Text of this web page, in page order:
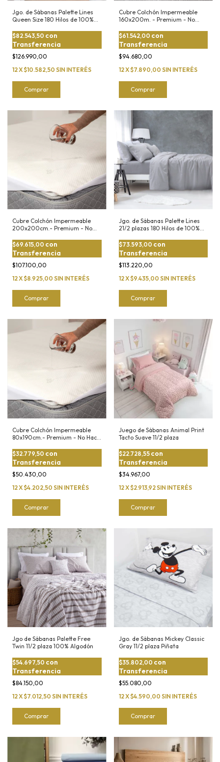
Jgo. de Sábanas Palette Lines
Queen Size 180 Hilos de 100%
$126.990,00
$82.543,50 con
Transferencia
12X$10.582,50 SIN INTERÉS
Comprar
Cubre Colchón Impermeable
160x200m. - Premium - No
$94.680,00
$61.542,00 con
Transferencia
12X$7.890,00 SIN INTERÉS
Comprar
Cubre Colchón Impermeable
200x200cm.- Premium - No
$107.100,00
$69.615,00 con
Transferencia
12X$8.925,00 SIN INTERÉS
Comprar
Jgo. de Sábanas Palette Lines
21/2 plazas 180 Hilos de 100%
$113.220,00
$73.593,00 con
Transferencia
12X$9.435,00 SIN INTERÉS
Comprar
Cubre Colchón Impermeable
80x190cm.- Premium - No Hace
$50.430,00
$32.779,50 con
Transferencia
12X$4.202,50 SIN INTERÉS
Comprar
Juego de Sábanas Animal Print
Tacto Suave 11/2 plaza
$34.967,00
$22.728,55 con
Transferencia
12X$2.913,92SIN INTERÉS
Comprar
Jgo de Sábanas Palette Free
Twin 11/2 plaza 100% Algodón
$84.150,00
$54.697,50 con
Transferencia
12X$7.012,50 SIN INTERÉS
Comprar
Jgo. de Sábanas Mickey Classic
Gray 11/2 plaza Piñata
$55.080,00
$35.802,00 con
Transferencia
12X$4.590,00 SIN INTERÉS
Comprar